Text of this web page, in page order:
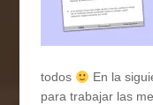
todos
En la
para trabajar las